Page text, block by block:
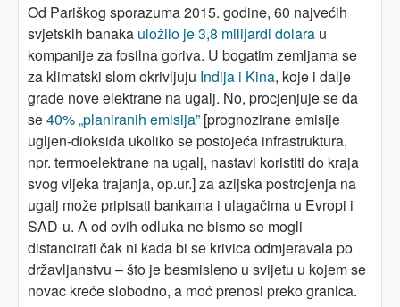
Od Pariškog sporazuma 2015. godine, 60 najvećih
svjetskih banaka uložilo je 3,8 milijardi dolara u
kompanije za fosilna goriva. U bogatim zemljama se
za klimatski slom okrivljuju Indija i Kina, koje i dalje
grade nove elektrane na ugalj. No, procjenjuje se da
se40% „planiranih emisija” [prognozirane emisije
ugljen-dioksida ukoliko se postojeća infrastruktura,
npr. termoelektrane na ugalj, nastavi koristiti do kraja
svog vijeka trajanja, op.ur.] za azijska postrojenja na
ugalj može pripisati bankama i ulagačima u Evropi i
SAD-u. A od ovih odluka ne bismo se mogli
distancirati čak ni kada bi se krivica odmjeravala po
državljanstvu – što je besmisleno u svijetu u kojem se
novac kreće slobodno, a moć prenosi preko granica.